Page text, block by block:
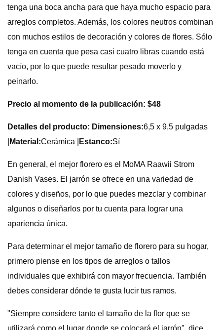
tenga una boca ancha para que haya mucho espacio para
arreglos completos. Además, los colores neutros combinan
con muchos estilos de decoración y colores de flores. Sólo
tenga en cuenta que pesa casi cuatro libras cuando está
vacío, por lo que puede resultar pesado moverlo y
peinarlo.
Precio al momento de la publicación: $48
Detalles del producto: Dimensiones:6,5 x 9,5 pulgadas
Material:Cerámica | Estanco:Sí
En general, el mejor florero es el MoMA Raawii Strom
Danish Vases. El jarrón se ofrece en una variedad de
colores y diseños, por lo que puedes mezclar y combinar
algunos o diseñarlos por tu cuenta para lograr una
apariencia única.
Para determinar el mejor tamaño de florero para su hogar,
primero piense en los tipos de arreglos o tallos
individuales que exhibirá con mayor frecuencia. También
debes considerar dónde te gusta lucir tus ramos.
"Siempre considere tanto el tamaño de la flor que se
utilizará como el lugar donde se colocará el jarrón", dice